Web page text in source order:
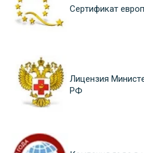
Сертификат
Лицензия
РФ